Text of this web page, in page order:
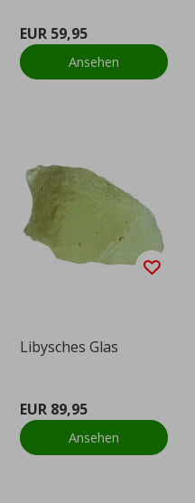
EUR 59,95
Ansehen
Libysches Glas
EUR 89,95
Ansehen